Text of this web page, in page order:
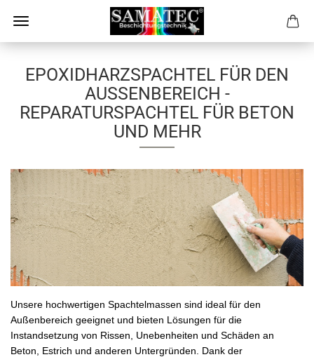
EPOXIDHARZSPACHTEL FÜR DEN
AUSSENBEREICH - R
EPARATURSPACHTEL FÜR BETON U
ND MEHR
Unsere hochwertigen Spachtelmassen sind ideal für den
Außenbereich geeignet und bieten Lösungen für die
Instandsetzung von Rissen, Unebenheiten und Schäden an
Beton, Estrich und anderen Untergründen. Dank der